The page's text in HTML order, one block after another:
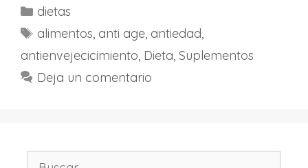
Categorías
dietas
Etiquetas
alimentos, anti age, antiedad,
antienvejecicimiento, Dieta, Suplementos
Deja un comentario